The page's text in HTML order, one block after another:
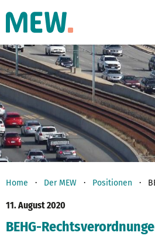
Home Der MEW Positionen
11. August 2020
BEHG-